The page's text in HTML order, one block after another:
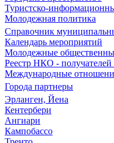
Туристско-
Молодежная политика
Справочник
Календарь мероприятий
Молодежные
Реестр НКО -
Международные
Города партнеры
Эрланген, Йена
Кентербери
Ангиари
Кампобассо